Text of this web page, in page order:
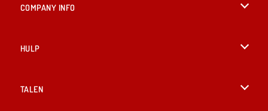
COMPANY INFO
HULP
TALEN